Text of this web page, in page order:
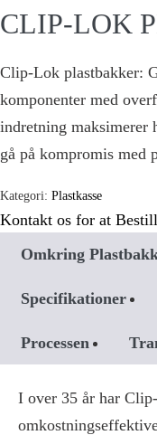
CLIP-LOK
Clip-Lok plastbakker:
komponenter med
indretning maksimerer
gå på kompromis med
Kategori: Plastkasse
Kontakt os for at
Omkring
Specifikationer
Processen
I over 35 år har